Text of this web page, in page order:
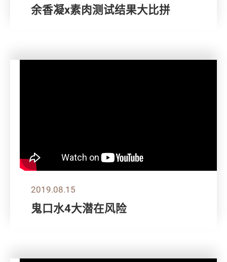
余香凝x素肉测试结果大比拼
2019.08.15
鬼口水4大潜在风险